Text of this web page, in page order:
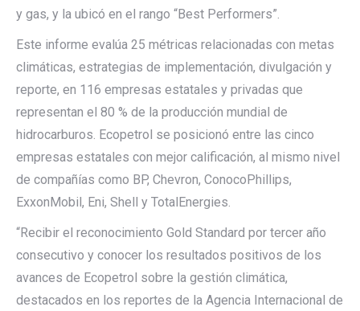
y gas, y la ubicó en el rango “Best Performers”.
Este informe evalúa 25 métricas relacionadas con metas
climáticas, estrategias de implementación, divulgación y
reporte, en 116 empresas estatales y privadas que
representan el 80 % de la producción mundial de
hidrocarburos. Ecopetrol se posicionó entre las cinco
empresas estatales con mejor calificación, al mismo nivel
de compañías como BP, Chevron, ConocoPhillips,
ExxonMobil, Eni, Shell y TotalEnergies.
“Recibir el reconocimiento Gold Standard por tercer año
consecutivo y conocer los resultados positivos de los
avances de Ecopetrol sobre la gestión climática,
destacados en los reportes de la Agencia Internacional de